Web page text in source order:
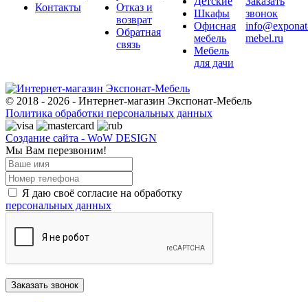
Контакты
Отказ и
возврат
Обратная
связь
Шкафы
Офисная
мебель
Мебель
для дачи
звонок
mebel.ru
© 2018 - 2026 - Интернет-магазин Экспонат-Мебель
Политика обработки персональных данных
Создание сайта - WoW DESIGN
Мы Вам перезвоним!
Я даю своё согласие на обработку
персональных данных